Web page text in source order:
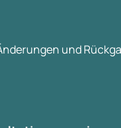
und